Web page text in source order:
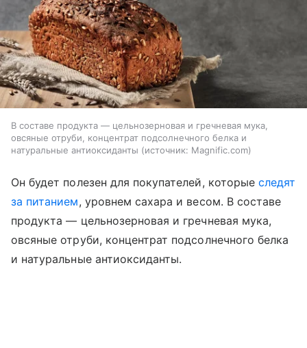
В составе продукта — цельнозерновая и гречневая мука,
овсяные отруби, концентрат подсолнечного белка и
натуральные антиоксиданты
источник: Magnific.com
Он будет полезен для покупателей, которыеследят
за питанием, уровнем сахара и весом. В составе
продукта — цельнозерновая и гречневая мука,
овсяные отруби, концентрат подсолнечного белка
и натуральные антиоксиданты.